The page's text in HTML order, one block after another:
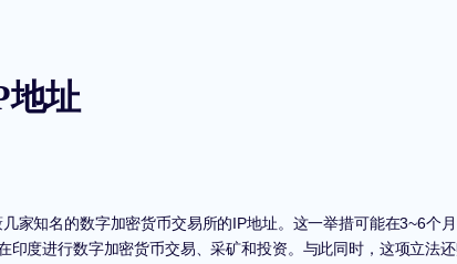
地址
家知名的数字加密货币交易所的IP地址。这一举措可能在3~6个
度进行数字加密货币交易、采矿和投资。与此同时，这项立法